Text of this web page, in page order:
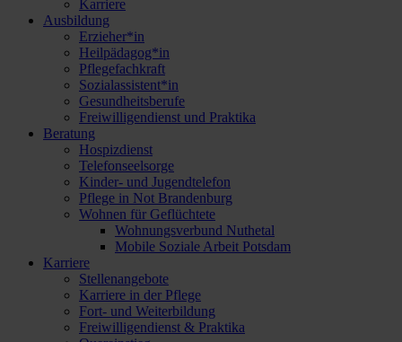
Karriere
Ausbildung
Erzieher*in
Heilpädagog*in
Pflegefachkraft
Sozialassistent*in
Gesundheitsberufe
Freiwilligendienst und Praktika
Beratung
Hospizdienst
Telefonseelsorge
Kinder- und Jugendtelefon
Pflege in Not Brandenburg
Wohnen für Geflüchtete
Wohnungsverbund Nuthetal
Mobile Soziale Arbeit Potsdam
Karriere
Stellenangebote
Karriere in der Pflege
Fort- und Weiterbildung
Freiwilligendienst & Praktika